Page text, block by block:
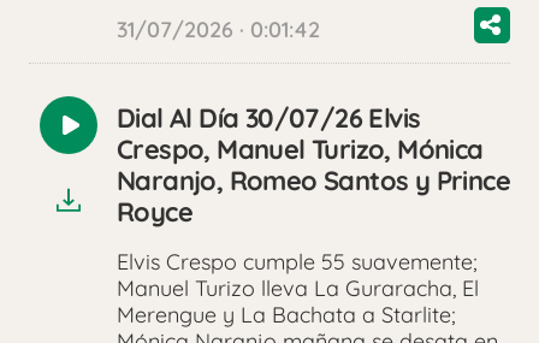
31/07/2026 · 0:01:42
Reproducir
audio
Dial Al Día 30/07/26 Elvis
Crespo, Manuel Turizo, Mónica
Naranjo, Romeo Santos y Prince
Royce
Elvis Crespo cumple 55 suavemente;
Manuel Turizo lleva La Guraracha, El
Merengue y La Bachata a Starlite;